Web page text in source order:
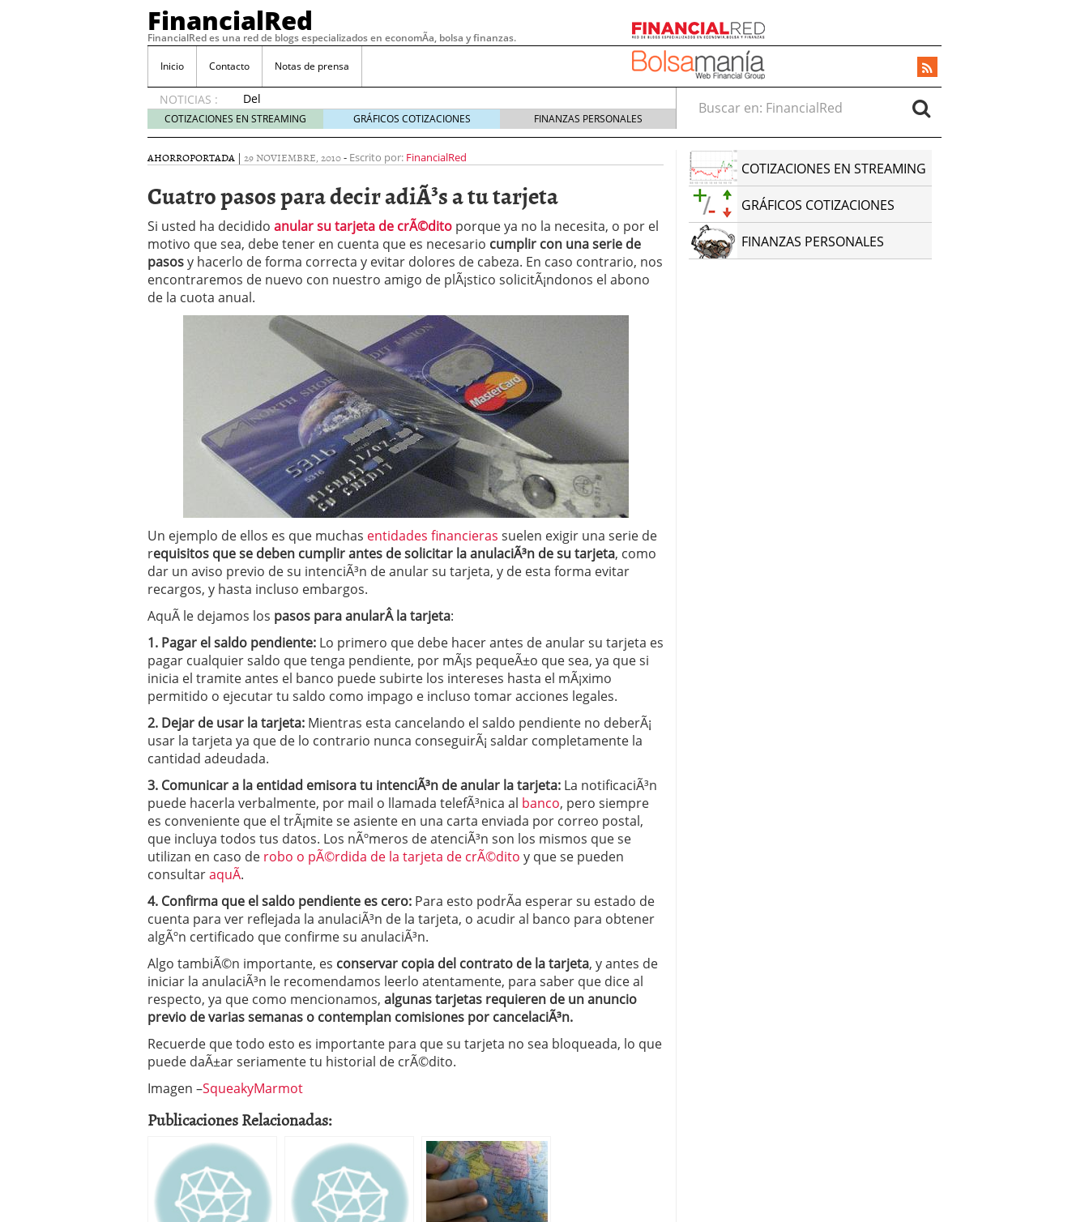
FinancialRed
FinancialRed es una red de blogs especializados en economÃ­a, bolsa y finanzas.
Inicio Contacto Notas de prensa
NOTICIAS :
Del
depósito
a la
cómo
cambiando
gestión
del
ahorro
en
España
Seguros de convenio en pymes: la obligación que muchas empresas
descubren cuando ya es demasiado tarde 20/07/2026
ReseÃ±a de SIFX: Lo Que Deben Saber los Traders Mexicanos Antes de
29/06/2026
Crear empresa online vs proceso tradicional: ventajas reales para pymes
29/05/2026
CÃ³mo afrontar una baja mÃ©dica cuando trabajas por cuenta propia
26/05/2026
COTIZACIONES EN STREAMING GRÁFICOS COTIZACIONES FINANZAS PERSONALES
Buscar en:
AHORROPORTADA | 29 NOVIEMBRE, 2010- Escrito por: FinancialRed
Cuatro pasos para decir adiÃ³s a tu tarjeta
Si usted ha decidido anular su tarjeta de crÃ©dito porque ya no la necesita, o por el
motivo que sea, debe tener en cuenta que es necesario cumplir con una serie de
pasosy hacerlo de forma correcta y evitar dolores de cabeza. En caso contrario, nos
encontraremos de nuevo con nuestro amigo de plÃ¡stico solicitÃ¡ndonos el abono
de la cuota anual.
Un ejemplo de ellos es que muchas entidades financieras suelen exigir una serie de
requisitos que se deben cumplir antes de solicitar laanulaciÃ³n de su tarjeta, como
dar un aviso previo de su intenciÃ³n de anular su tarjeta, y de esta forma evitar
recargos, y hasta incluso embargos.
AquÃ­ le dejamos los pasos para anularÂ la tarjeta:
1. Pagar el saldo pendiente: Lo primero que debe hacer antes de anular su tarjeta es
pagar cualquier saldo que tenga pendiente, por mÃ¡s pequeÃ±o que sea, ya que si
inicia el tramite antes el banco puede subirte los intereses hasta el mÃ¡ximo
permitido o ejecutar tu saldo como impago e incluso tomar acciones legales.
2. Dejar de usar la tarjeta: Mientras esta cancelando el saldo pendiente no deberÃ¡
usar la tarjeta ya que de lo contrario nunca conseguirÃ¡ saldar completamente la
cantidad adeudada.
3. Comunicar a la entidad emisora tu intenciÃ³n de anular la tarjeta: La notificaciÃ³n
puede hacerla verbalmente, por mail o llamada telefÃ³nica al banco, pero siempre
es conveniente que el trÃ¡mite se asiente en una carta enviada por correo postal,
que incluya todos tus datos. Los nÃºmeros de atenciÃ³n son los mismos que se
utilizan en caso de robo o pÃ©rdida de la tarjeta de crÃ©dito y que se pueden
consultaraquÃ­.
4. Confirma que el saldo pendiente es cero: Para esto podrÃ­a esperar su estado de
cuenta para ver reflejada la anulaciÃ³n de la tarjeta, o acudir al banco para obtener
algÃºn certificado que confirme su anulaciÃ³n.
Algo tambiÃ©n importante, es conservar copia del contrato de la tarjeta, y antes de
iniciar la anulaciÃ³n le recomendamos leerlo atentamente, para saber que dice al
respecto, ya que como mencionamos, algunas tarjetas requieren de un anuncio
previo de varias semanas o contemplan comisiones por cancelaciÃ³n.
Recuerde que todo esto es importante para que su tarjeta no sea bloqueada, lo que
puede daÃ±ar seriamente tu historial de crÃ©dito.
Imagen –SqueakyMarmot
Publicaciones Relacionadas:
COTIZACIONES EN STREAMING
GRÁFICOS COTIZACIONES
FINANZAS PERSONALES